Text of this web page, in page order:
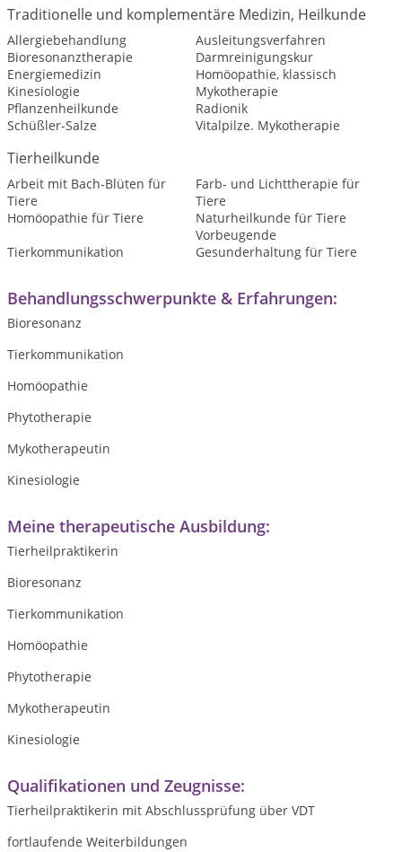
Traditionelle und komplementäre Medizin, Heilkunde
Allergiebehandlung
Ausleitungsverfahren
Bioresonanztherapie
Darmreinigungskur
Energiemedizin
Homöopathie, klassisch
Kinesiologie
Mykotherapie
Pflanzenheilkunde
Radionik
Schüßler-Salze
Vitalpilze. Mykotherapie
Tierheilkunde
Arbeit mit Bach-Blüten für
Tiere
Farb- und Lichttherapie für
Tiere
Homöopathie für Tiere
Naturheilkunde für Tiere
Tierkommunikation
Vorbeugende
Gesunderhaltung für Tiere
Behandlungsschwerpunkte & Erfahrungen:
Bioresonanz
Tierkommunikation
Homöopathie
Phytotherapie
Mykotherapeutin
Kinesiologie
Meine therapeutische Ausbildung:
Tierheilpraktikerin
Bioresonanz
Tierkommunikation
Homöopathie
Phytotherapie
Mykotherapeutin
Kinesiologie
Qualifikationen und Zeugnisse:
Tierheilpraktikerin mit Abschlussprüfung über VDT
fortlaufende Weiterbildungen